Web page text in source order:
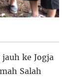
ke Jogja
Salah